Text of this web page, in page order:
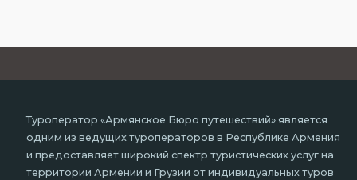
Туроператор «Армянское Бюро путешествий» является
одним из ведущих туроператоров в Республике Армения
и предоставляет широкий спектр туристических услуг на
территории Армении и Грузии от индивидуальных туров